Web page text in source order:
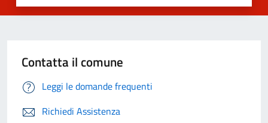
Contatta il comune
Leggi le domande frequenti
Richiedi Assistenza